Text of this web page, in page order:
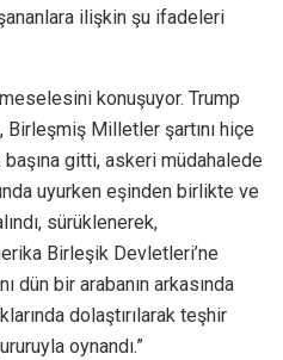
ilişkin şu ifadeleri
konuşuyor. Trump
Birleşmiş Milletler şartını hiçe
gitti, askeri müdahalede
uyurken eşinden birlikte ve
sürüklenerek,
Birleşik Devletleri’ne
dün bir arabanın arkasında
dolaştırılarak teşhir
oynandı.”